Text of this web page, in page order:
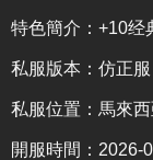
特色簡介： +10经
私服版本：仿正服
私服位置：馬來西
開服時間：2026-